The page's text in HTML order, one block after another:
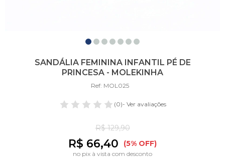
SANDÁLIA FEMININA INFANTIL PÉ DE
PRINCESA - MOLEKINHA
Ref: MOL025
(0)- Ver avaliações
R$ 129,90
R$ 66,40 (5% OFF)
no pix à vista com desconto